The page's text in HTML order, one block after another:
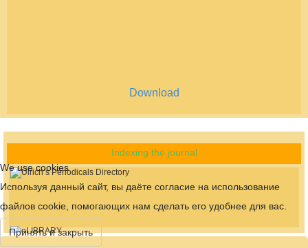
Download
Indexing the journal
We use cookies
Используя данный сайт, вы даёте согласие на использование
файлов cookie, помогающих нам сделать его удобнее для вас.
Принять и закрыть